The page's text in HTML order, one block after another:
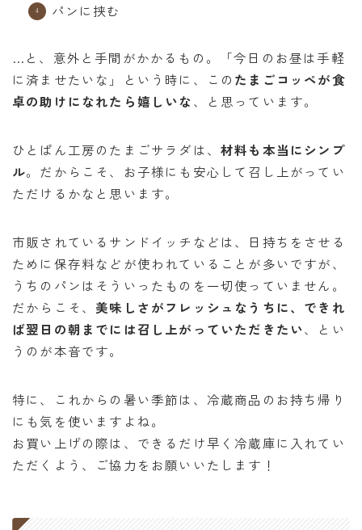
パンに挟む
…と、意外と手間がかかるもの。「今日のお昼は手軽
に済ませたいな」という時に、この たまごコッペが食
卓の助けになれたら嬉しいな 、と思っています。
ひとぱん工房のたまごサラダは、 材料も本当にシンプ
ル。だからこそ、お子様にも安心して召し上がってい
ただけるかなと思います。
市販されているサンドイッチなどは、日持ちをさせる
ために保存料などが使われていることが多いですが、
うちのパンはそういったものを一切使っていません。
だからこそ、 美味しさがフレッシュなうちに、できれ
ば翌日の朝までには召し上がっていただきたい、とい
うのが本音です。
特に、これからの暑い季節は、冷蔵商品のお持ち帰り
にも気を使いますよね。
お買い上げの際は、できるだけ早く冷蔵庫に入れてい
ただくよう、ご協力をお願いいたします！